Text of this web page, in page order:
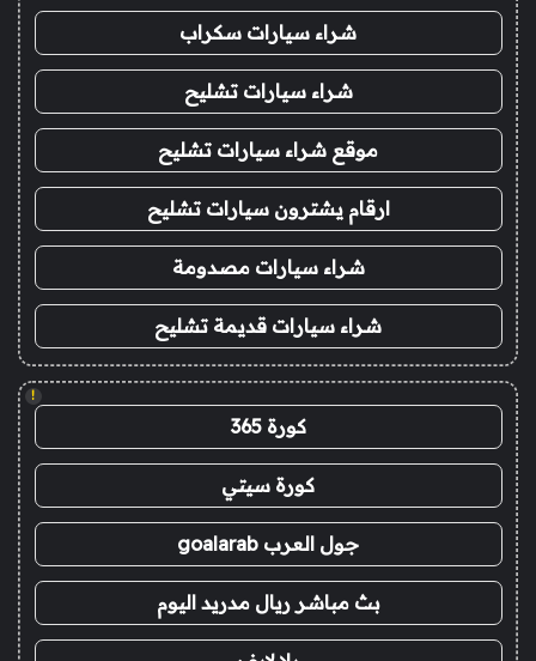
شراء سيارات سكراب
شراء سيارات تشليح
موقع شراء سيارات تشليح
ارقام يشترون سيارات تشليح
شراء سيارات مصدومة
شراء سيارات قديمة تشليح
!
كورة 365
كورة سيتي
جول العرب goalarab
بث مباشر ريال مدريد اليوم